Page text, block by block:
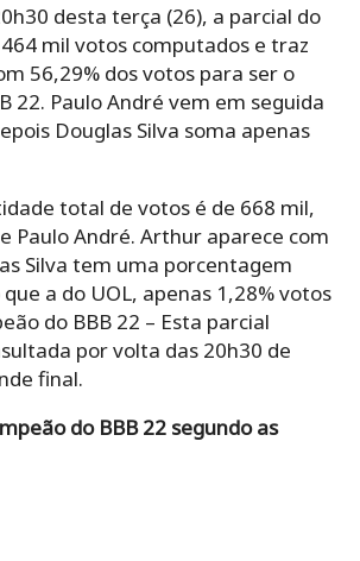
desta terça (26), a parcial do
mil votos computados e traz
56,29% dos votos para ser o
22. Paulo André vem em seguida
Douglas Silva soma apenas
total de votos é de 668 mil,
Paulo André. Arthur aparece com
Silva tem uma porcentagem
a do UOL, apenas 1,28% votos
do BBB 22 – Esta parcial
por volta das 20h30 de
final.
do BBB 22 segundo as